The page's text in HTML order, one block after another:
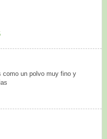
como un polvo muy fino y